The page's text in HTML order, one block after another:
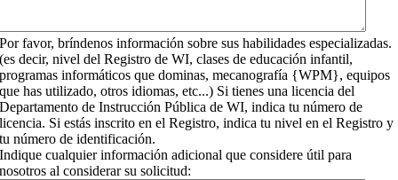
Por favor, bríndenos información sobre sus habilidades especializadas.
(es decir, nivel del Registro de WI, clases de educación infantil,
programas informáticos que dominas, mecanografía {WPM}, equipos
que has utilizado, otros idiomas, etc...) Si tienes una licencia del
Departamento de Instrucción Pública de WI, indica tu número de
licencia. Si estás inscrito en el Registro, indica tu nivel en el Registro y
tu número de identificación.
Indique cualquier información adicional que considere útil para
nosotros al considerar su solicitud: